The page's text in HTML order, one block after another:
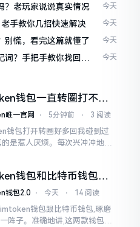
老玩家说说真实情况 今天
手教你几招快速解决 今天
慌，看完这篇就懂了 今天
？手把手教你找回资
今天
钱包一直转圈打不开
法分享
唯一官网 ⋅ 5分钟前 ⋅ 3 阅读
钱包打开转圈好多回我碰到过
是惹人厌烦。每次兴冲冲地开
法不尽相同
钱包和比特币钱包，
全？老玩家来聊聊
钱包2.0 ⋅ 今天 ⋅ 14 阅读
钱包跟比特币钱包,琢磨
阵子。准确地讲,这两款钱包我